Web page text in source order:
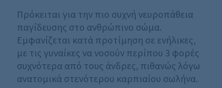
Πρόκειται για την πιο συχνή νευροπάθεια
παγίδευσης στο ανθρώπινο σώμα.
Εμφανίζεται κατά προτίμηση σε ενήλικες,
με τις γυναίκες να νοσούν περίπου 3 φορές
συχνότερα από τους άνδρες, πιθανώς λόγω
ανατομικά στενότερου καρπιαίου σωλήνα.